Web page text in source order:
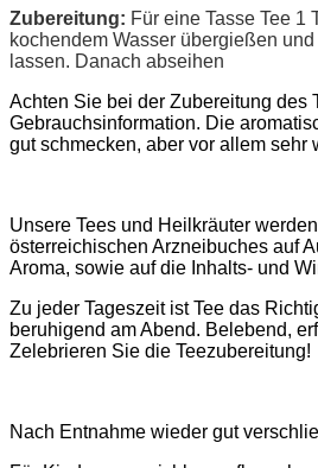
Zubereitung: Für eine Tasse Tee 1
kochendem Wasser übergießen
lassen. Danach abseihen
Achten Sie bei der Zubereitung des
Gebrauchsinformation. Die
gut schmecken, aber vor allem sehr
Unsere Tees und Heilkräuter
österreichischen Arzneibuches auf
Aroma, sowie auf die Inhalts- und
Zu jeder Tageszeit ist Tee das
beruhigend am Abend. Belebend,
Zelebrieren Sie die Teezubereitung!
Nach Entnahme wieder gut